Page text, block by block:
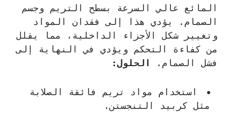
المائع عالي السرعة بسطح التريم وجسم
الصمام. يؤدي هذا إلى فقدان المواد
وتغيير شكل الأجزاء الداخلية، مما يقلل
من كفاءة التحكم ويؤدي في النهاية إلى
فشل الصمام.
الحلول:
استخدام مواد تريم فائقة الصلابة
مثل كربيد التنجستن.